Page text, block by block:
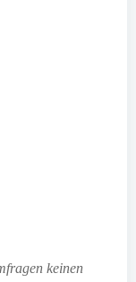
keinen